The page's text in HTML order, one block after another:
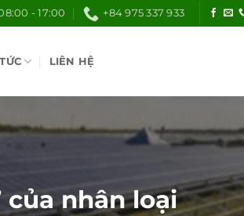
- 17:00 +84 975 337 933
LIÊN HỆ
nhân loại